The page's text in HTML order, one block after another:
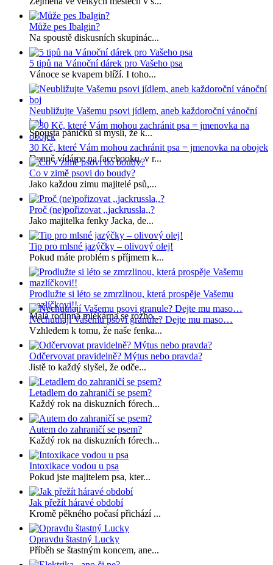
Může pes Ibalgin?
Na spoustě diskusních skupinác...
5 tipů na Vánoční dárek pro Vašeho psa
Vánoce se kvapem blíží. I toho...
Neubližujte Vašemu psovi jídlem, aneb každoroční vánoční
boj
Spousta páníčků si myslí, že k...
30 Kč, které Vám mohou zachránit psa = jmenovka na obojek
Denně vídáme na facebooku, v r...
Co v zimě psovi do boudy?
Jako každou zimu majitelé psů,...
Proč (ne)pořizovat ,,jackrussla,,?
Jako majitelka fenky Jacka, de...
Tip pro mlsné jazýčky – olivový olej!
Pokud máte problém s příjmem k...
Prodlužte si léto se zmrzlinou, která prospěje Vašemu
mazlíčkovi!!
Malá rodinná mlékárna se rozho...
Nechutnají Vašemu psovi granule? Dejte mu maso…
Vzhledem k tomu, že naše fenka...
Odčervovat pravidelně? Mýtus nebo pravda?
Jistě to každý slyšel, že odče...
Letadlem do zahraničí se psem?
Každý rok na diskuzních fórech...
Autem do zahraničí se psem?
Každý rok na diskuzních fórech...
Intoxikace vodou u psa
Pokud jste majitelem psa, kter...
Jak přežít háravé období
Kromě pěkného počasí přichází ...
Opravdu štastný Lucky
Příběh se štastným koncem, ane...